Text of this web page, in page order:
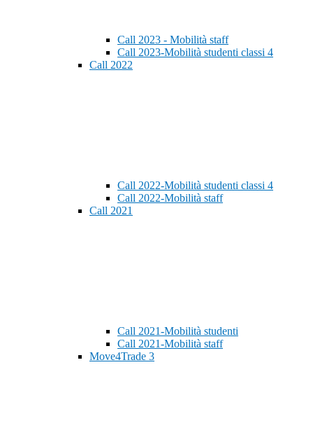
Call 2023 - Mobilità staff
Call 2023-Mobilità studenti classi 4
Call 2022
Call 2022-Mobilità studenti classi 4
Call 2022-Mobilità staff
Call 2021
Call 2021-Mobilità studenti
Call 2021-Mobilità staff
Move4Trade 3